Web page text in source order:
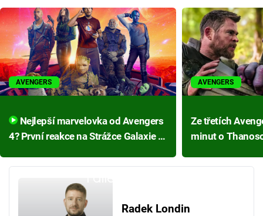
AVENGERS
4? První reakce na Strážce Galaxie 3
AVENGERS
Ze třetích
minut o
Radek Londin